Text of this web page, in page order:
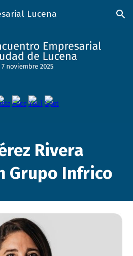
Skip to navigation
Lucena
Rivera
Grupo Infrico